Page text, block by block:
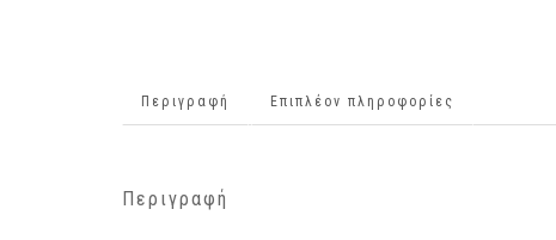
Περιγραφή Επιπλέον πληροφορίες
Περιγραφή